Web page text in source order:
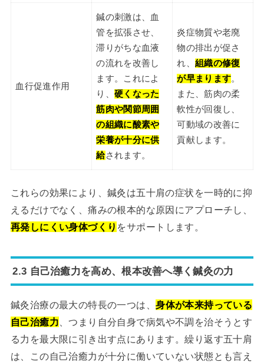
血行促進作用
鍼の刺激は、血
管を拡張させ、
滞りがちな血液
の流れを改善し
ます。これによ
り、 硬くなった
筋肉や関節周囲
の組織に酸素や
栄養が十分に供
給されます。
炎症物質や老廃
物の排出が促さ
れ、 組織の修復
が早まります。
また、筋肉の柔
軟性が回復し、
可動域の改善に
貢献します。
これらの効果により、鍼灸は五十肩の症状を一時的に抑
えるだけでなく、痛みの根本的な原因にアプローチし、
再発しにくい身体づくり をサポートします。
2.3 自己治癒力を高め、根本改善へ導く鍼灸の力
鍼灸治療の最大の特長の一つは、身体が本来持っている
自己治癒力 、つまり自分自身で病気や不調を治そうとす
る力を最大限に引き出す点にあります。繰り返す五十肩
は、この自己治癒力が十分に働いていない状態とも言え